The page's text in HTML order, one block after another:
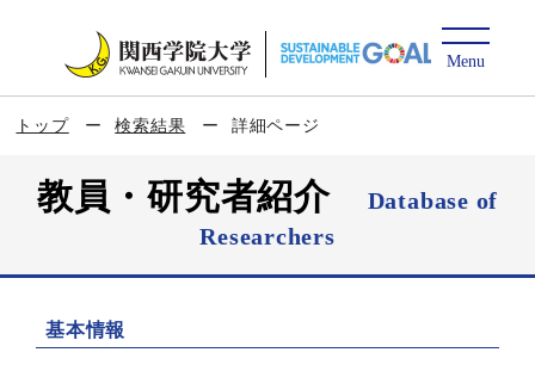
トップ 検索結果 詳細ページ
教員・研究者紹介
Database of
Researchers
基本情報